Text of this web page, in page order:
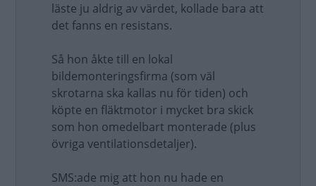
läste ju aldrig av värdet, kollade bara att
det fanns en resistans.
Så hon åkte till en lokal
bildemonteringsfirma (som väl
skrotarna ska kallas nu för tiden) och
köpte en fläktmotor i mycket bra skick
som hon omedelbart monterade (plus
övriga ventilationsdetaljer).
SMS:ade mig att hon nu hade en